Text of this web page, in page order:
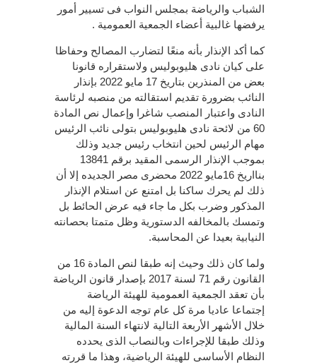
الشباب والرياضة بمجلس النواب فى تسيير أمور
يرفضها غالبية أعضاء الجمعية العمومية .
كما أكد الإنذار بأنه منعًا لتضارب المصالح وحفاظا
على كيان نادى هليوبوليس ولاستقراره قانونا
بعض من المنذرين بتاريخ 17 مايو 2022 بإنذار
النائب بضرورة تقديم استقالته من منصبه لرئاسة
النادى واعتبار المنصب شاغرا وإعمال نص المادة
60 من لائحة نادى هليوبوليس بتولى نائب الرئيس
مهام الرئيس لحين انتخاب رئيس جديد وذلك
بموجب الإنذار الرسمى المقيد برقم 13841
بنااريخ 16مايو 2022 محضرى مصر الجديده إلا أن
ذلك لم يحرك ساكنا بل امتنع عن استلام الإنذار
المذكور وضرب بكل ما جاء فيه عرض الحائط بل
وتمسك بالمخالفه الدستورية وظل متمتا بحصانته
النيابية بعيدا عن المحاسبة.
ولما كان ذلك وحيث إنه طبقا لنص المادة 16 من
القانون رقم 71 لسنة 2017 بإصدار قانون الرياضة
بأن تعقد الجمعية العمومية للهيئة الرياضة
إجتماعا عاديا مرة كل عام توجه الدعوة إليه من
خلال الأشهر الأربعة التالية لانتهاء السنة المالية
وذلك طبقا للإجراءات وبالنصاب الذى يحدده
النظام الأساسى للهيئة الرياضية، وهذا ما قررته